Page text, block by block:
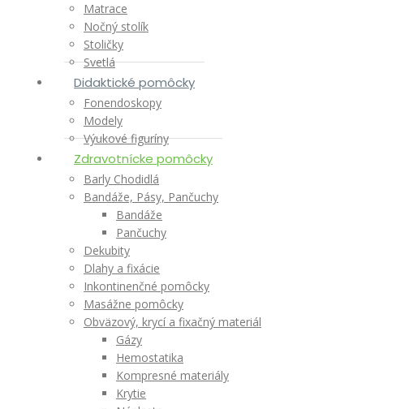
Matrace
Nočný stolík
Stoličky
Svetlá
Didaktické pomôcky
Fonendoskopy
Modely
Výukové figuríny
Zdravotnícke pomôcky
Barly Chodidlá
Bandáže, Pásy, Pančuchy
Bandáže
Pančuchy
Dekubity
Dlahy a fixácie
Inkontinenčné pomôcky
Masážne pomôcky
Obväzový, krycí a fixačný materiál
Gázy
Hemostatika
Kompresné materiály
Krytie